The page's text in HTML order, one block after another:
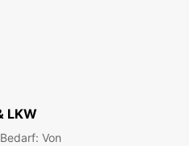
LKW
Von